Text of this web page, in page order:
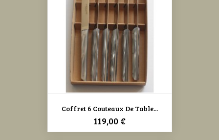
Coffret 6 Couteaux De Table...
Prix
119,00 €